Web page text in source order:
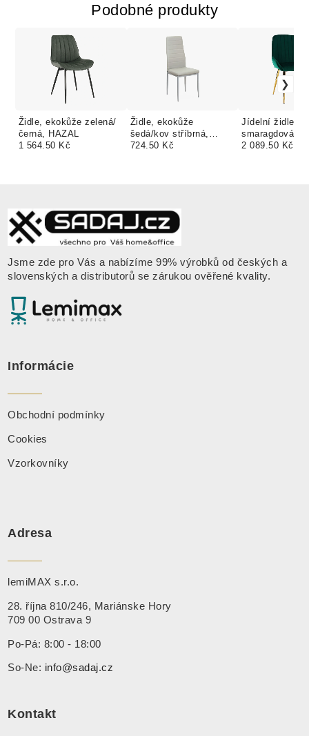
Podobné produkty
Židle, ekokůže zelená/
černá, HAZAL
1 564.50 Kč
Židle, ekokůže
šedá/kov stříbrná,
COLETA NOVA
724.50 Kč
Jídelní židle,
smaragdová /
chrom-zlatý,
2 089.50 Kč
Jsme zde pro Vás a nabízíme 99% výrobků od českých a
slovenských a distributorů se zárukou ověřené kvality.
Informácie
Obchodní podmínky
Cookies
Vzorkovníky
Adresa
lemiMAX s.r.o.
28. října 810/246, Mariánske Hory
709 00 Ostrava 9
Po-Pá: 8:00 - 18:00
So-Ne: info@sadaj.cz
Kontakt